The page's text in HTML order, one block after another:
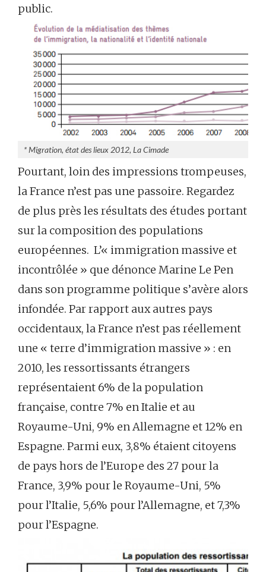
public.
* Migration, état des lieux 2012, La Cimade
Pourtant, loin des impressions trompeuses,
la France n’est pas une passoire. Regardez
de plus près les résultats des études portant
sur la composition des populations
européennes. L’« immigration massive et
incontrôlée » que dénonce Marine Le Pen
dans son programme politique s’avère alors
infondée. Par rapport aux autres pays
occidentaux, la France n’est pas réellement
une « terre d’immigration massive » : en
2010, les ressortissants étrangers
représentaient 6% de la population
française, contre 7% en Italie et au
Royaume-Uni, 9% en Allemagne et 12% en
Espagne. Parmi eux, 3,8% étaient citoyens
de pays hors de l’Europe des 27 pour la
France, 3,9% pour le Royaume-Uni, 5%
pour l’Italie, 5,6% pour l’Allemagne, et 7,3%
pour l’Espagne.